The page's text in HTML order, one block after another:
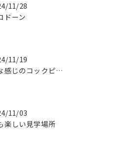
11/28
ドーン
11/19
こんな感じのコックピットはたまらないです
11/03
楽しい見学場所